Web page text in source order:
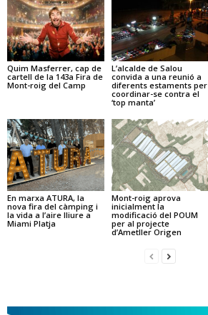
Quim Masferrer, cap de
cartell de la 143a Fira de
Mont-roig del Camp
L’alcalde de Salou
convida a una reunió a
diferents estaments per
coordinar-se contra el
‘top manta’
En marxa ATURA, la
nova fira del càmping i
la vida a l’aire lliure a
Miami Platja
Mont-roig aprova
inicialment la
modificació del POUM
per al projecte
d’Ametller Origen